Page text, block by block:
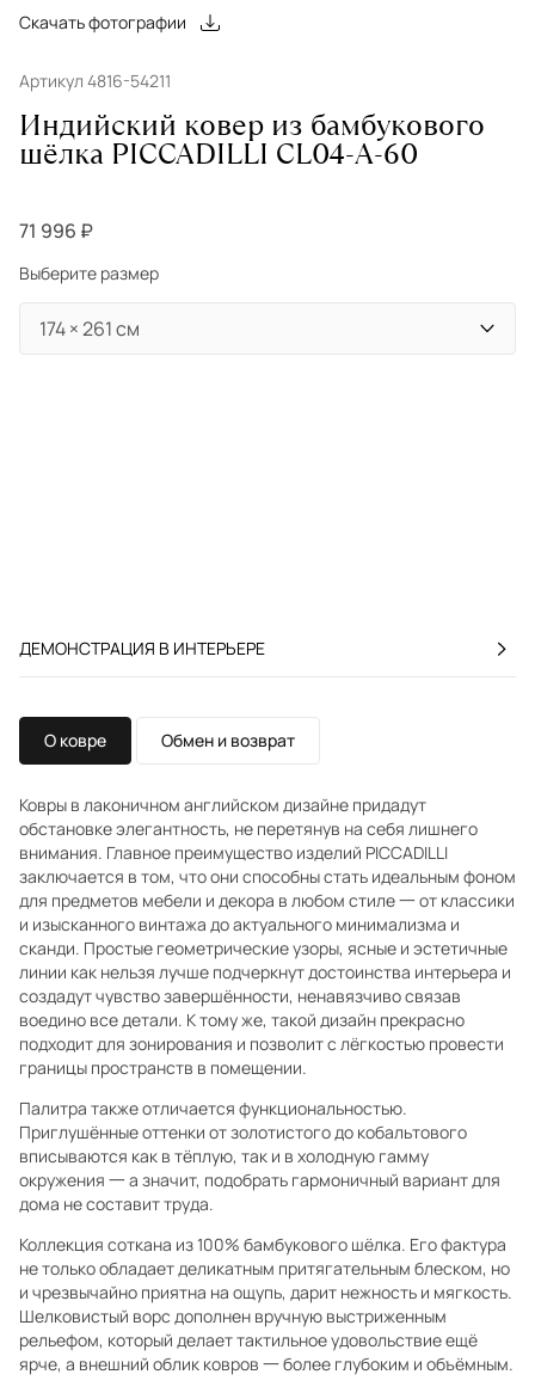
Скачать фотографии
Артикул 4816-54211
Индийский ковер из бамбукового
шёлка PICCADILLI CL04-A-60
71 996 ₽
Выберите размер
ДЕМОНСТРАЦИЯ В ИНТЕРЬЕРЕ
О ковре Обмен и возврат
Ковры в лаконичном английском дизайне придадут
обстановке элегантность, не перетянув на себя лишнего
внимания. Главное преимущество изделий PICCADILLI
заключается в том, что они способны стать идеальным фоном
для предметов мебели и декора в любом стиле 一 от классики
и изысканного винтажа до актуального минимализма и
сканди. Простые геометрические узоры, ясные и эстетичные
линии как нельзя лучше подчеркнут достоинства интерьера и
создадут чувство завершённости, ненавязчиво связав
воедино все детали. К тому же, такой дизайн прекрасно
подходит для зонирования и позволит с лёгкостью провести
границы пространств в помещении.
Палитра также отличается функциональностью.
Приглушённые оттенки от золотистого до кобальтового
вписываются как в тёплую, так и в холодную гамму
окружения 一 а значит, подобрать гармоничный вариант для
дома не составит труда.
Коллекция соткана из 100% бамбукового шёлка. Его фактура
не только обладает деликатным притягательным блеском, но
и чрезвычайно приятна на ощупь, дарит нежность и мягкость.
Шелковистый ворс дополнен вручную выстриженным
рельефом, который делает тактильное удовольствие ещё
ярче, а внешний облик ковров 一 более глубоким и объёмным.